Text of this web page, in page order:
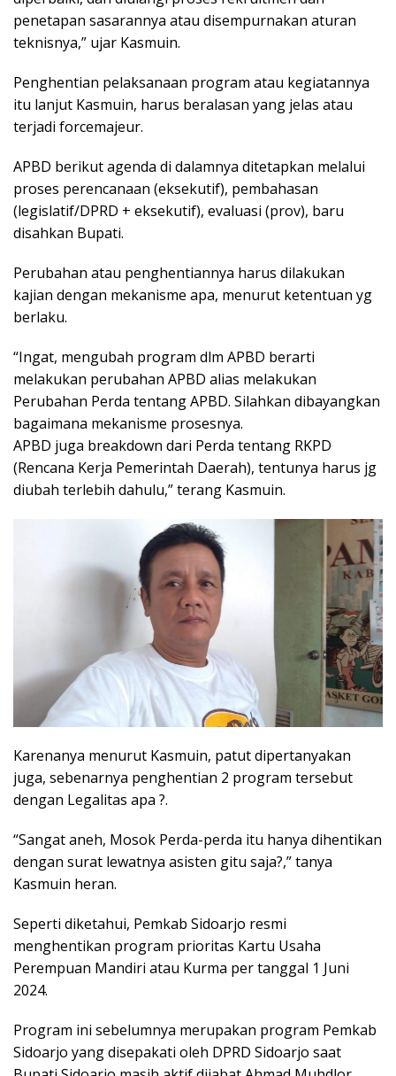
penetapan sasarannya atau disempurnakan aturan
teknisnya,” ujar Kasmuin.
Penghentian pelaksanaan program atau kegiatannya
itu lanjut Kasmuin, harus beralasan yang jelas atau
terjadi forcemajeur.
APBD berikut agenda di dalamnya ditetapkan melalui
proses perencanaan (eksekutif), pembahasan
(legislatif/DPRD + eksekutif), evaluasi (prov), baru
disahkan Bupati.
Perubahan atau penghentiannya harus dilakukan
kajian dengan mekanisme apa, menurut ketentuan yg
berlaku.
“Ingat, mengubah program dlm APBD berarti
melakukan perubahan APBD alias melakukan
Perubahan Perda tentang APBD. Silahkan dibayangkan
bagaimana mekanisme prosesnya.
APBD juga breakdown dari Perda tentang RKPD
(Rencana Kerja Pemerintah Daerah), tentunya harus jg
diubah terlebih dahulu,” terang Kasmuin.
Karenanya menurut Kasmuin, patut dipertanyakan
juga, sebenarnya penghentian 2 program tersebut
dengan Legalitas apa ?.
“Sangat aneh, Mosok Perda-perda itu hanya dihentikan
dengan surat lewatnya asisten gitu saja?,” tanya
Kasmuin heran.
Seperti diketahui, Pemkab Sidoarjo resmi
menghentikan program prioritas Kartu Usaha
Perempuan Mandiri atau Kurma per tanggal 1 Juni
2024.
Program ini sebelumnya merupakan program Pemkab
Sidoarjo yang disepakati oleh DPRD Sidoarjo saat